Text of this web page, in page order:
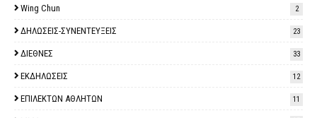
Wing Chun 2
ΔΗΛΩΣΕΙΣ-ΣΥΝΕΝΤΕΥΞΕΙΣ 23
ΔΙΕΘΝΕΣ 33
ΕΚΔΗΛΩΣΕΙΣ 12
ΕΠΙΛΕΚΤΩΝ ΑΘΛΗΤΩΝ 11